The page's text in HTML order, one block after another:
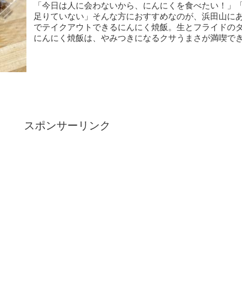
「今日は人に会わないから、にんにくを食べたい！」
足りていない」そんな方におすすめなのが、浜田山に
でテイクアウトできるにんにく焼飯。生とフライドの
にんにく焼飯は、やみつきになるクサうまさが満喫でき
スポンサーリンク